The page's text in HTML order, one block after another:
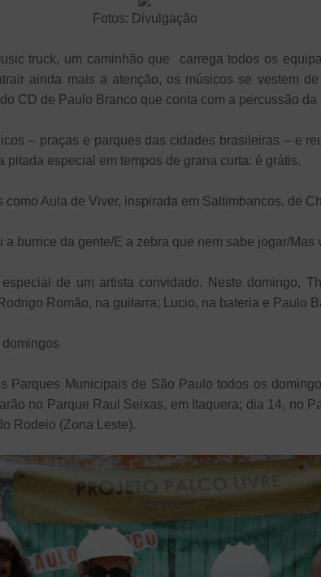
Fotos: Divulgação
truck, um caminhão que carrega todos os
ainda mais a atenção, os músicos se vestem
CD de Paulo Branco que conta com a percussão da
– praças e parques das cidades brasileiras – e
especial em tempos de grana curta: é grátis.
Aula de Viver, inspirada em Saltimbancos, de
a burrice da gente/E a zebra que nem sabe jogar/Mas
de um artista convidado. Neste domingo,
Romão, na guitarra; Lucio, na bateria e Paulo
Parques Municipais de São Paulo todos os
no Parque Raul Seixas, em Itaquera; dia 14, no
Rodeio (Zona Leste).